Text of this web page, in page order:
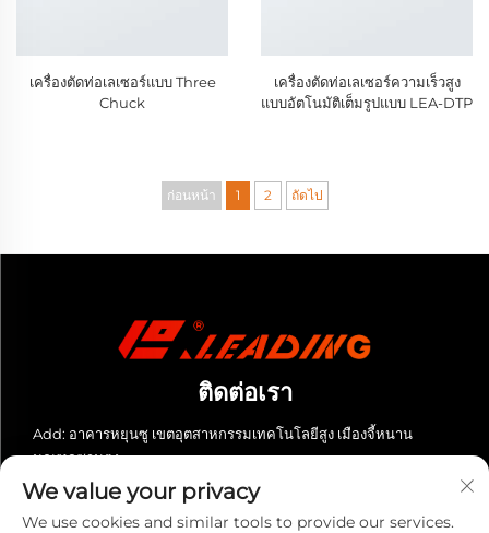
เครื่องตัดท่อเลเซอร์แบบ Three
Chuck
เครื่องตัดท่อเลเซอร์ความเร็วสูง
แบบอัตโนมัติเต็มรูปแบบ LEA-DTP
ก่อนหน้า 1 2 ถัดไป
ติดต่อเรา
Add: อาคารหยุนซู เขตอุตสาหกรรมเทคโนโลยีสูง เมืองจี้หนาน
มณฑลซานตง
โทร: +86-13280023931
อีเมล:[email protected]
We value your privacy
We use cookies and similar tools to provide our services.